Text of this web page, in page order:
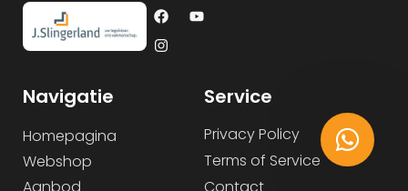
Navigatie
Homepagina
Webshop
Service
Privacy Policy
Terms of Service